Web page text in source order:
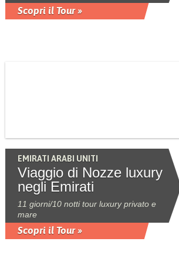
Scopri il Tour »
EMIRATI ARABI UNITI
Viaggio di Nozze luxury
negli Emirati
11 giorni/10 notti tour luxury privato e
mare
Scopri il Tour »